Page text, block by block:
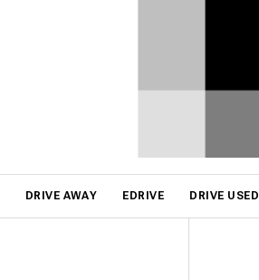
DRIVE AWAY EDRIVE DRIVE USED